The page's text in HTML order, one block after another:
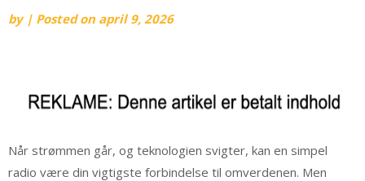
by | Posted on april 9, 2026
Når strømmen går, og teknologien svigter, kan en simpel
radio være din vigtigste forbindelse til omverdenen. Men